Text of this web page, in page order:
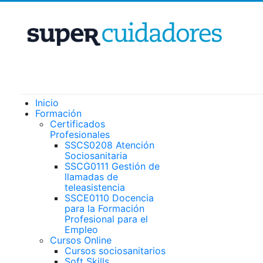
Inicio
Formación
Certificados
Profesionales
SSCS0208 Atención
Sociosanitaria
SSCG0111 Gestión de
llamadas de
teleasistencia
SSCE0110 Docencia
para la Formación
Profesional para el
Empleo
Cursos Online
Cursos sociosanitarios